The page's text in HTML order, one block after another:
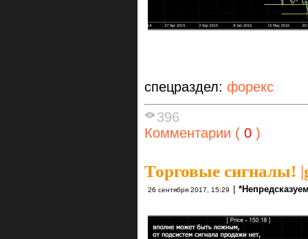
спецраздел: форекс
396
Комментарии ( 0 )
Торговые сигналы! |
26 сентября 2017, 15:29